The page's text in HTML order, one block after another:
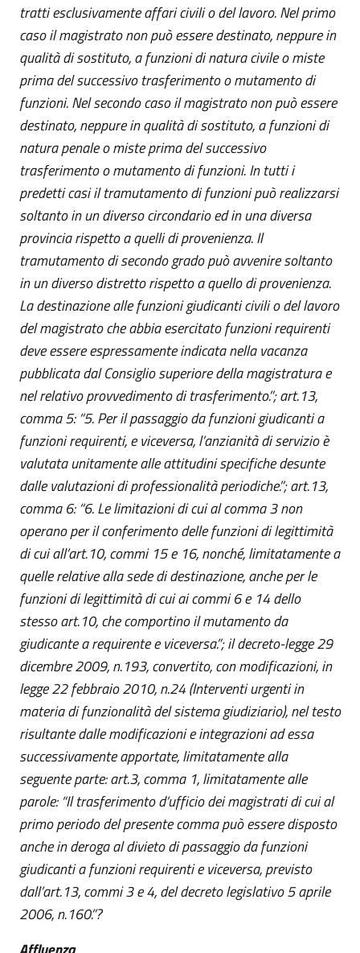
tratti esclusivamente affari civili o del lavoro. Nel primo
caso il magistrato non può essere destinato, neppure in
qualità di sostituto, a funzioni di natura civile o miste
prima del successivo trasferimento o mutamento di
funzioni. Nel secondo caso il magistrato non può essere
destinato, neppure in qualità di sostituto, a funzioni di
natura penale o miste prima del successivo
trasferimento o mutamento di funzioni. In tutti i
predetti casi il tramutamento di funzioni può realizzarsi
soltanto in un diverso circondario ed in una diversa
provincia rispetto a quelli di provenienza. Il
tramutamento di secondo grado può avvenire soltanto
in un diverso distretto rispetto a quello di provenienza.
La destinazione alle funzioni giudicanti civili o del lavoro
del magistrato che abbia esercitato funzioni requirenti
deve essere espressamente indicata nella vacanza
pubblicata dal Consiglio superiore della magistratura e
nel relativo provvedimento di trasferimento.”; art.13,
comma 5: “5. Per il passaggio da funzioni giudicanti a
funzioni requirenti, e viceversa, l’anzianità di servizio è
valutata unitamente alle attitudini specifiche desunte
dalle valutazioni di professionalità periodiche.”; art.13,
comma 6: “6. Le limitazioni di cui al comma 3 non
operano per il conferimento delle funzioni di legittimità
di cui all’art.10, commi 15 e 16, nonché, limitatamente a
quelle relative alla sede di destinazione, anche per le
funzioni di legittimità di cui ai commi 6 e 14 dello
stesso art.10, che comportino il mutamento da
giudicante a requirente e viceversa.”; il decreto-legge 29
dicembre 2009, n.193, convertito, con modificazioni, in
legge 22 febbraio 2010, n.24 (Interventi urgenti in
materia di funzionalità del sistema giudiziario), nel testo
risultante dalle modificazioni e integrazioni ad essa
successivamente apportate, limitatamente alla
seguente parte: art.3, comma 1, limitatamente alle
parole: “Il trasferimento d’ufficio dei magistrati di cui al
primo periodo del presente comma può essere disposto
anche in deroga al divieto di passaggio da funzioni
giudicanti a funzioni requirenti e viceversa, previsto
dall’art.13, commi 3 e 4, del decreto legislativo 5 aprile
2006, n.160.”?